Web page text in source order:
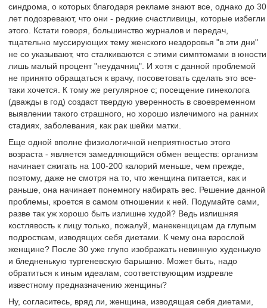
синдрома, о которых благодаря рекламе знают все, однако до 30
лет подозревают, что они - редкие счастливицы, которые избегли
этого. Кстати говоря, большинство журналов и передач,
тщательно муссирующих тему женского нездоровья "в эти дни"
не со указывают, что сталкиваются с этими симптомами в юности
лишь малый процент "неудачниц". И хотя с данной проблемой
не принято обращаться к врачу, посоветовать сделать это все-
таки хочется. К тому же регулярное с; посещение гинеколога
(дважды в год) создаст твердую уверенность в своевременном
выявлении такого страшного, но хорошо излечимого на ранних
стадиях, заболевания, как рак шейки матки.
Еще одной вполне физиологичной неприятностью этого
возраста - является замедляющийся обмен веществ: организм
начинает сжигать на 100-200 калорий меньше, чем прежде,
поэтому, даже не смотря на то, что женщина питается, как и
раньше, она начинает понемногу набирать вес. Решение данной
проблемы, кроется в самом отношении к ней. Подумайте сами,
разве так уж хорошо быть излишне худой? Ведь излишняя
костлявость к лицу только, пожалуй, манекенщицам да глупым
подросткам, изводящих себя диетами. К чему она взрослой
женщине? После 30 уже глупо изображать невинную худенькую
и бледненькую тургеневскую барышню. Может быть, надо
обратиться к иным идеалам, соответствующим издревле
известному предназначению женщины?
Ну, согласитесь, вряд ли, женщина, изводящая себя диетами,